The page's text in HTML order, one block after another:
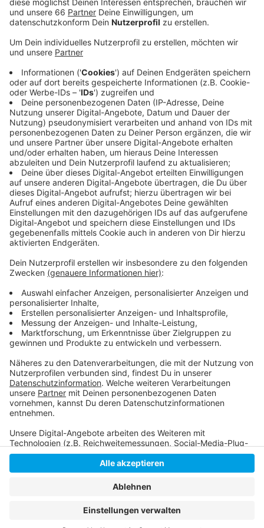
Veröffentlicht:Dienstag, 27.06.2023 06:30
Anzeige
Die Vorband startet heute gegen 19:30 Uhr, rund eine
Stunde später kommt dann Harry Styles auf die
Bühne. Morgen spielt das ehemalige One-Direction-
Mitglied noch eine zweite Show. Beide Konzerte sind
fast ausverkauft. Online gibt es noch wenige
Restkarten. Zu beiden Konzerten wird die Anreise mit
dem ÖPNV empfohlen. Die Bahnen der Rheinbahn
fahren vor und nach der Show häufiger.
Anzeige
Weitere Infos und Links zum Thema
Anzeige
Hier gibt es Tickets
Anzeige